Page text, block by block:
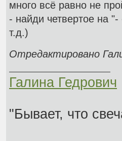
много всё равно не
- найди четвертое на "-
т.д.)
Отредактировано
Галина Гедрович
"Бывает, что